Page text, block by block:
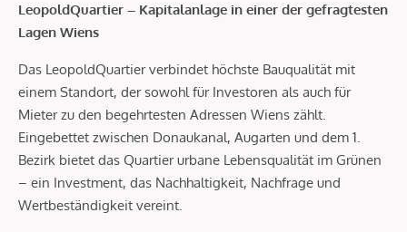
LeopoldQuartier – Kapitalanlage in einer der gefragtesten
Lagen Wiens
Das LeopoldQuartier verbindet höchste Bauqualität mit
einem Standort, der sowohl für Investoren als auch für
Mieter zu den begehrtesten Adressen Wiens zählt.
Eingebettet zwischen Donaukanal, Augarten und dem 1.
Bezirk bietet das Quartier urbane Lebensqualität im Grünen
– ein Investment, das Nachhaltigkeit, Nachfrage und
Wertbeständigkeit vereint.